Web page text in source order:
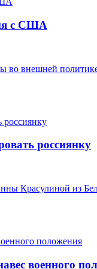
с США
во внешней
россиянку
Красулиной из
военного